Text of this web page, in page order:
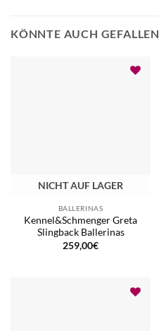
KÖNNTE AUCH GEFALLEN
NICHT AUF LAGER
BALLERINAS
Kennel&Schmenger Greta
Slingback Ballerinas
259,00€